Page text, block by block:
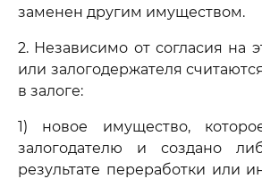
заменен другим имуществом.
2. Независимо от согласия на
или залогодержателя
в залоге:
1) новое имущество,
залогодателю и создано
результате переработки или